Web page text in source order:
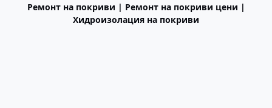
Ремонт на покриви | Ремонт на покриви цени |
Хидроизолация на покриви